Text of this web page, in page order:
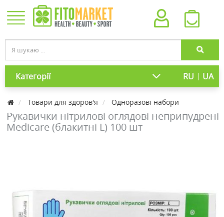
Категорії RU | UA
Товари для здоров'я Одноразові набори
Рукавички нітрилові оглядові неприпудрені
Medicare (блакитні L) 100 шт